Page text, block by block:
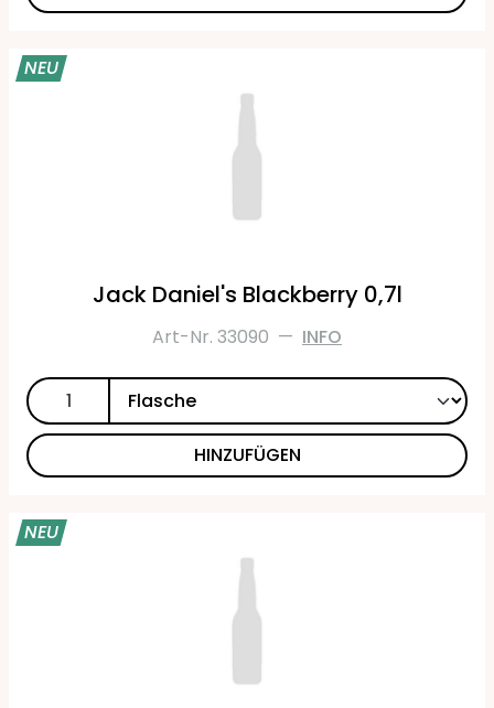
NEU
Jack Daniel's Blackberry 0,7l
Art-Nr. 33090 — INFO
HINZUFÜGEN
NEU